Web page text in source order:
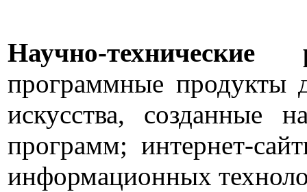
Научно-технические
программные продукты
искусства, созданные
программ; интернет-
информационных